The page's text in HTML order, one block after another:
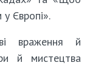
Європі».
враження й
й мистецтва